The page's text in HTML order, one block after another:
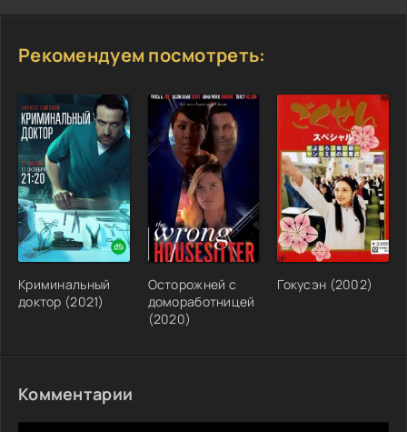
Рекомендуем посмотреть:
Криминальный
доктор (2021)
Осторожней с
домоработницей
(2020)
Гокусэн (2002)
Комментарии